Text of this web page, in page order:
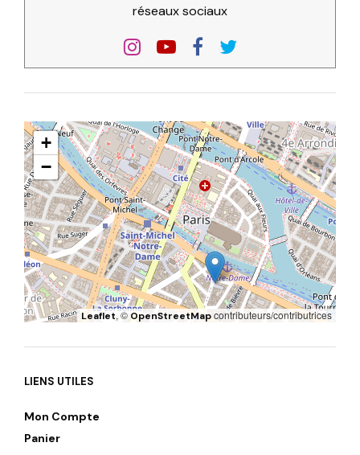
réseaux sociaux
+
−
Leaflet, ©OpenStreetMapcontributeurs/contributrices
LIENS UTILES
Mon Compte
Panier